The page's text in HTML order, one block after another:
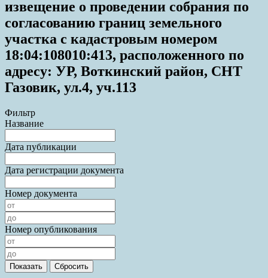
извещение о проведении собрания по
согласованию границ земельного
участка с кадастровым номером
18:04:108010:413, расположенного по
адресу: УР, Воткинский район, СНТ
Газовик, ул.4, уч.113
Фильтр
Название
Дата публикации
Дата регистрации документа
Номер документа
Номер опубликования